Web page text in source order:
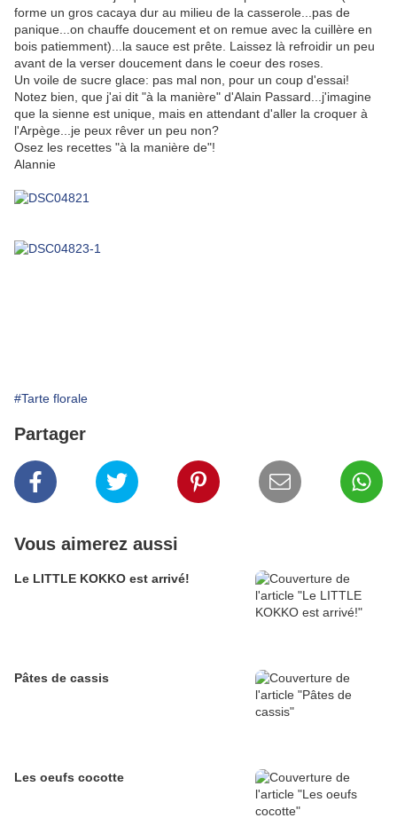
forme un gros cacaya dur au milieu de la casserole...pas de
panique...on chauffe doucement et on remue avec la cuillère en
bois patiemment)...la sauce est prête. Laissez là refroidir un peu
avant de la verser doucement dans le coeur des roses.
Un voile de sucre glace: pas mal non, pour un coup d'essai!
Notez bien, que j'ai dit "à la manière" d'Alain Passard...j'imagine
que la sienne est unique, mais en attendant d'aller la croquer à
l'Arpège...je peux rêver un peu non?
Osez les recettes "à la manière de"!
Alannie
#Tarte florale
Partager
Vous aimerez aussi
Le LITTLE KOKKO est arrivé!
Pâtes de cassis
Les oeufs cocotte